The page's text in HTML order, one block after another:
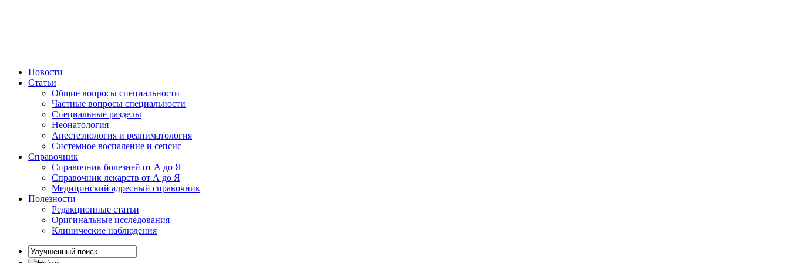
Новости
Статьи
Общие вопросы специальности
Частные вопросы специальности
Специальные разделы
Неонатология
Анестезиология и реаниматология
Системное воспаление и сепсис
Справочник
Справочник болезней от А до Я
Справочник лекарств от А до Я
Медицинский адресный справочник
Полезности
Редакционные статьи
Оригинальные исследования
Клинические наблюдения